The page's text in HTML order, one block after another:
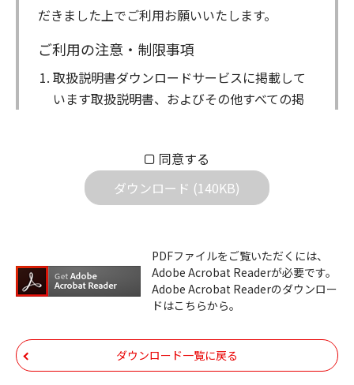
だきました上でご利用お願いいたします。
ご利用の注意・制限事項
取扱説明書ダウンロードサービスに掲載して
います取扱説明書、およびその他すべての掲
属します。ダウンロードした取扱説明書は、
個人が本来の目的でご使用されることは可能
ですが、権利者の許諾を得ることなく、以下
ダウンロードした取扱説明書は、複製、賃
貸、改変、公衆送信、または公衆送信可能
化することはできません。
いは無償を問わず、第三者に譲渡あるいは
使用させる事ができません。
同意する
ダウンロード (140KB)
PDFファイルをご覧いただくには、
Adobe Acrobat Readerが必要です。
Adobe Acrobat Readerのダウンロー
ドはこちらから。
ダウンロード一覧に戻る